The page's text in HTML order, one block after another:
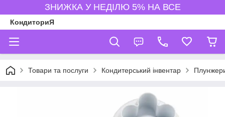
ЗНИЖКА У НЕДІЛЮ 5% НА ВСЕ
КондиториЯ
Товари та послуги Кондитерський інвентар